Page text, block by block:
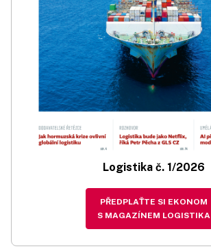
Logistika č. 1/2026
PŘEDPLAŤTE SI EKONOM
S MAGAZÍNEM LOGISTIKA